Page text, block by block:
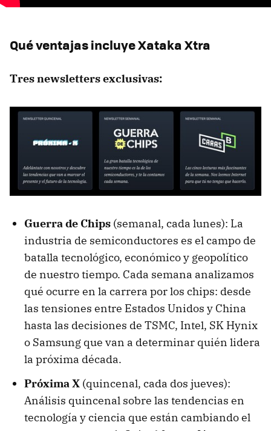
Qué ventajas incluye Xataka Xtra
Tres newsletters exclusivas:
Guerra de Chips (semanal, cada lunes): La
industria de semiconductores es el campo de
batalla tecnológico, económico y geopolítico
de nuestro tiempo. Cada semana analizamos
qué ocurre en la carrera por los chips: desde
las tensiones entre Estados Unidos y China
hasta las decisiones de TSMC, Intel, SK Hynix
o Samsung que van a determinar quién lidera
la próxima década.
Próxima X (quincenal, cada dos jueves):
Análisis quincenal sobre las tendencias en
tecnología y ciencia que están cambiando el